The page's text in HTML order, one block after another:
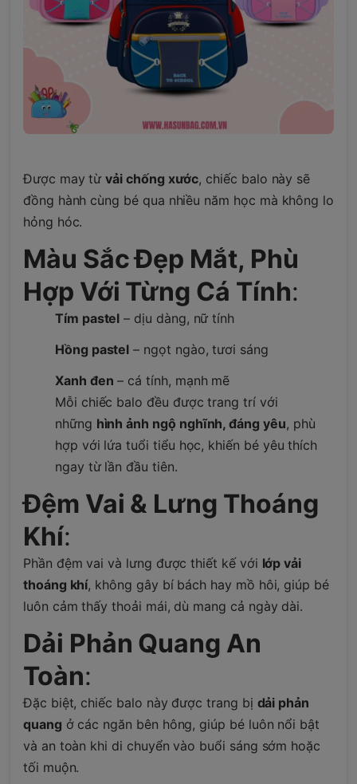
Được may từvải chống xước, chiếc balo này sẽ
đồng hành cùng bé qua nhiều năm học mà không lo
hỏng hóc.
Màu Sắc Đẹp Mắt, Phù
Hợp Với Từng Cá Tính:
Tím pastel – dịu dàng, nữ tính
Hồng pastel – ngọt ngào, tươi sáng
Xanh đen – cá tính, mạnh mẽ
Mỗi chiếc balo đều được trang trí với
những hình ảnh ngộ nghĩnh, đáng yêu, phù
hợp với lứa tuổi tiểu học, khiến bé yêu thích
ngay từ lần đầu tiên.
Đệm Vai & Lưng Thoáng
Khí:
Phần đệm vai và lưng được thiết kế với lớp vải
thoáng khí, không gây bí bách hay mồ hôi, giúp bé
luôn cảm thấy thoải mái, dù mang cả ngày dài.
Dải Phản Quang An
Toàn:
Đặc biệt, chiếc balo này được trang bị dải phản
quang ở các ngăn bên hông, giúp bé luôn nổi bật
và an toàn khi di chuyển vào buổi sáng sớm hoặc
tối muộn.